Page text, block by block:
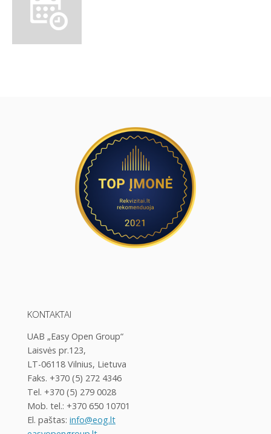
KONTAKTAI
UAB „Easy Open Group“
Laisvės pr.123,
LT-06118 Vilnius, Lietuva
Faks. +370 (5) 272 4346
Tel. +370 (5) 279 0028
Mob. tel.: +370 650 10701
El. paštas: info@eog.lt